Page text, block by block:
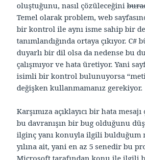
oluştuğunu, nasıl çözüleceğini
Temel olarak problem, web
bir kontrol ile aynı isme sahip bir
tanımlandığında ortaya çıkıyor.
duyarlı bir dil olsa da nedense bu
çalışmıyor ve hata üretiyor. Yani
isimli bir kontrol bulunuyorsa
değişken kullanmamanız gerekiyor.
Karşımıza açıklayıcı bir hata mesajı
bu davranışın bir bug olduğunu
ilginç yanı konuyla ilgili bulduğum
yılına ait, yani en az 5 senedir bu